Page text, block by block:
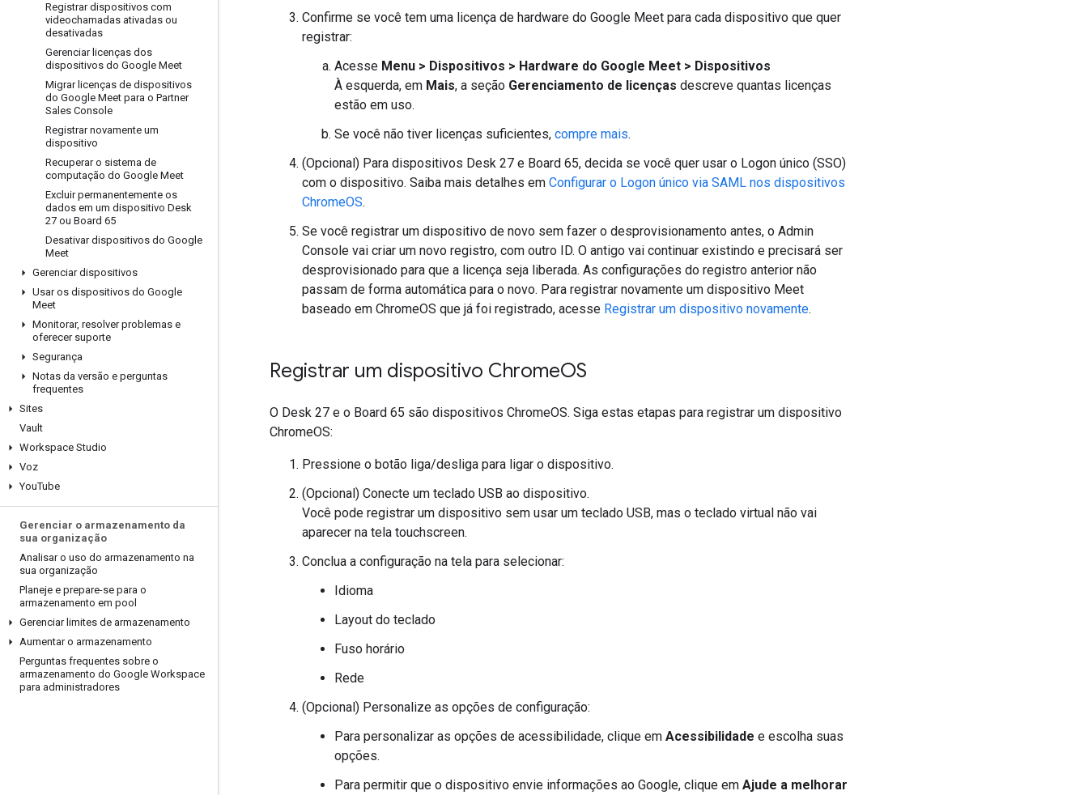
Registrar dispositivos com
videochamadas ativadas ou
desativadas
Gerenciar licenças dos
dispositivos do Google Meet
Migrar licenças de dispositivos
do Google Meet para o Partner
Sales Console
Registrar novamente um
dispositivo
Recuperar o sistema de
computação do Google Meet
Excluir permanentemente os
dados em um dispositivo Desk
27 ou Board 65
Desativar dispositivos do Google
Meet
Gerenciar dispositivos
Usar os dispositivos do Google
Meet
Monitorar, resolver problemas e
oferecer suporte
Segurança
Notas da versão e perguntas
frequentes
Sites
Vault
Workspace Studio
Voz
YouTube
Gerenciar o armazenamento da
sua organização
Analisar o uso do armazenamento na
sua organização
Planeje e prepare-se para o
armazenamento em pool
Gerenciar limites de armazenamento
Aumentar o armazenamento
Perguntas frequentes sobre o
armazenamento do Google Workspace
para administradores
Confirme se você tem uma licença de hardware do Google Meet para cada dispositivo que quer
registrar:
Acesse Menu > Dispositivos > Hardware do Google Meet > Dispositivos
À esquerda, em Mais, a seção Gerenciamento de licenças descreve quantas licenças
estão em uso.
Se você não tiver licenças suficientes, compre mais.
(Opcional) Para dispositivos Desk 27 e Board 65, decida se você quer usar o Logon único (SSO)
com o dispositivo. Saiba mais detalhes em Configurar o Logon único via SAML nos dispositivos
ChromeOS.
Se você registrar um dispositivo de novo sem fazer o desprovisionamento antes, o Admin
Console vai criar um novo registro, com outro ID. O antigo vai continuar existindo e precisará ser
desprovisionado para que a licença seja liberada. As configurações do registro anterior não
passam de forma automática para o novo. Para registrar novamente um dispositivo Meet
baseado em ChromeOS que já foi registrado, acesse Registrar um dispositivo novamente.
Registrar um dispositivo ChromeOS
O Desk 27 e o Board 65 são dispositivos ChromeOS. Siga estas etapas para registrar um dispositivo
ChromeOS:
Pressione o botão liga/desliga para ligar o dispositivo.
(Opcional) Conecte um teclado USB ao dispositivo.
Você pode registrar um dispositivo sem usar um teclado USB, mas o teclado virtual não vai
aparecer na tela touchscreen.
Conclua a configuração na tela para selecionar:
Idioma
Layout do teclado
Fuso horário
Rede
(Opcional) Personalize as opções de configuração:
Para personalizar as opções de acessibilidade, clique em Acessibilidade e escolha suas
opções.
Para permitir que o dispositivo envie informações ao Google, clique em Ajude a melhorar